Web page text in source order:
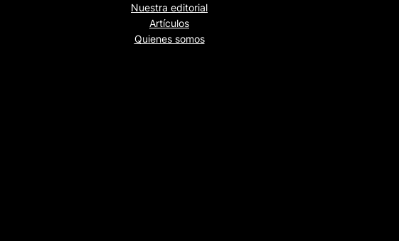
Nuestra editorial
Artículos
Quienes somos